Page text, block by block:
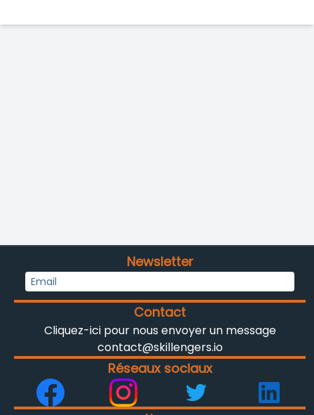
Réseaux sociaux
Contact
Cliquez-ici pour nous envoyer un message
contact@skillengers.io
Newsletter